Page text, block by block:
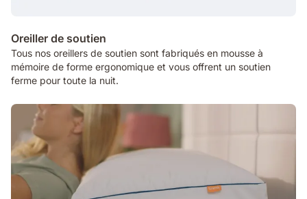
Oreiller de soutien
Tous nos oreillers de soutien sont fabriqués en mousse à
mémoire de forme ergonomique et vous offrent un soutien
ferme pour toute la nuit.